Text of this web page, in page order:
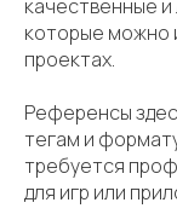
качественные
которые можно
проектах.
Референсы
тегам и
требуется
для игр или